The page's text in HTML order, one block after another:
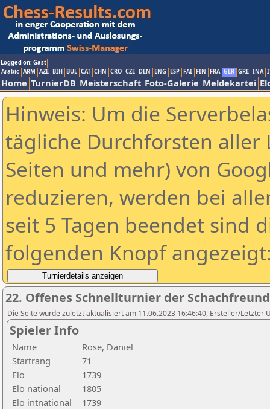
Logged on: Gast
Arabic ARM AZE BIH BUL CAT CHN CRO CZE DEN ENG ESP FAI FIN FRA GER GRE INA
Home TurnierDB Meisterschaft Foto-Galerie Meldekartei
Hinweis: Um die
tägliche Durchforsten aller
Seiten und mehr) von
reduzieren, werden bei
seit 5 Tagen beendet sind
folgenden Knopf
22. Offenes Schnellturnier der
Die Seite wurde zuletzt aktualisiert am 11.06.2023 16:46:40, Ersteller/Letzter
Spieler Info
Name
Rose, Daniel
Startrang
71
Elo
1739
Elo national
1805
Elo intnational
1739